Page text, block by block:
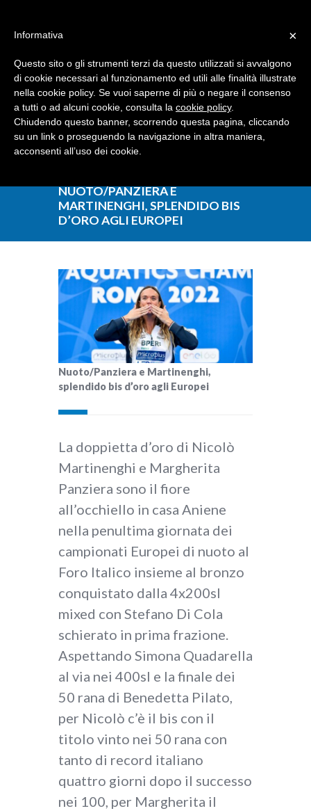
NUOTO/PANZIERA E
MARTINENGHI, SPLENDIDO BIS
D’ORO AGLI EUROPEI
Nuoto/Panziera e Martinenghi,
splendido bis d’oro agli Europei
La doppietta d’oro di Nicolò
Martinenghi e Margherita
Panziera sono il fiore
all’occhiello in casa Aniene
nella penultima giornata dei
campionati Europei di nuoto al
Foro Italico insieme al bronzo
conquistato dalla 4x200sl
mixed con Stefano Di Cola
schierato in prima frazione.
Aspettando Simona Quadarella
al via nei 400sl e la finale dei
50 rana di Benedetta Pilato,
per Nicolò c’è il bis con il
titolo vinto nei 50 rana con
tanto di record italiano
quattro giorni dopo il successo
nei 100, per Margherita il
×
Informativa
Questo sito o gli strumenti terzi da questo utilizzati si avvalgono
di cookie necessari al funzionamento ed utili alle finalità illustrate
nella cookie policy. Se vuoi saperne di più o negare il consenso
a tutti o ad alcuni cookie, consulta la cookie policy.
Chiudendo questo banner, scorrendo questa pagina, cliccando
su un link o proseguendo la navigazione in altra maniera,
acconsenti all’uso dei cookie.